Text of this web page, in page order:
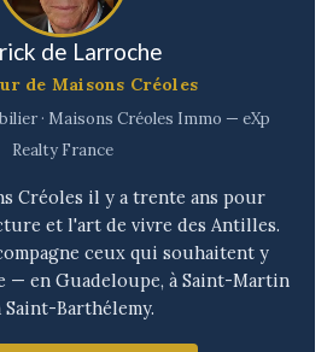
de Larroche
de Maisons Créoles
· Maisons Créoles Immo — eXp
Realty France
Créoles il y a trente ans pour
et l'art de vivre des Antilles.
ceux qui souhaitent y
— en Guadeloupe, à Saint-Martin
Saint-Barthélemy.